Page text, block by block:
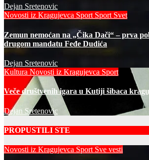
Dejan Sretenovic
Novosti iz Kragujevca Sport Sport Svet
Zemun nemoćan na „Čika Dači“ – prva
drugom mandatu Feđe Dudića
Dejan Sretenovic
Kultura Novosti iz Kragujevca Sport
Veče društvenih igara u Kutiji šibaca
Dejan Sretenovic
PROPUSTILI STE
Novosti iz Kragujevca Sport Sve vesti